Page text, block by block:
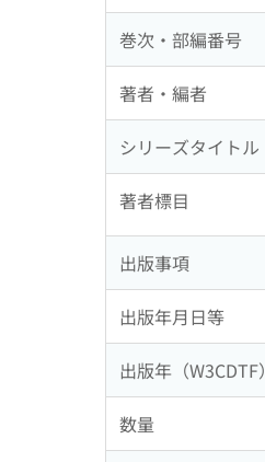
巻次・部編番号
著者・編者
シリーズタイトル
著者標目
出版事項
出版年月日等
出版年（W3CDTF）
数量